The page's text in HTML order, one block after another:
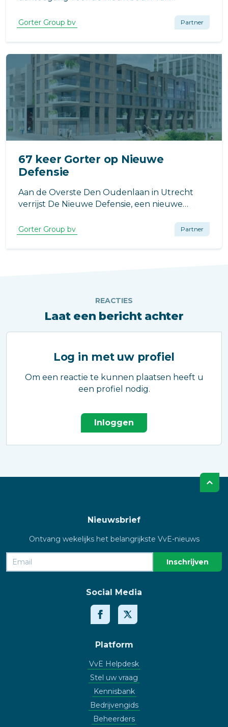
omvat 102 appartementen en maakt deel uit
van de grootschalige gebiedsontwikkeling in
Almere Poort.
Gorter Group bv Partner
67 keer Gorter op Nieuwe
Defensie
Aan de Overste Den Oudenlaan in Utrecht
verrijst De Nieuwe Defensie, een nieuwe
Gorter Group bv Partner
REACTIES
Laat een bericht achter
Log in met uw profiel
Om een reactie te kunnen plaatsen heeft u
een profiel nodig.
Inloggen
Nieuwsbrief
Ontvang wekelijks het belangrijkste VvE-nieuws
Social Media
Platform
VvE Helpdesk
Stel uw vraag
Kennisbank
Bedrijvengids
Beheerders